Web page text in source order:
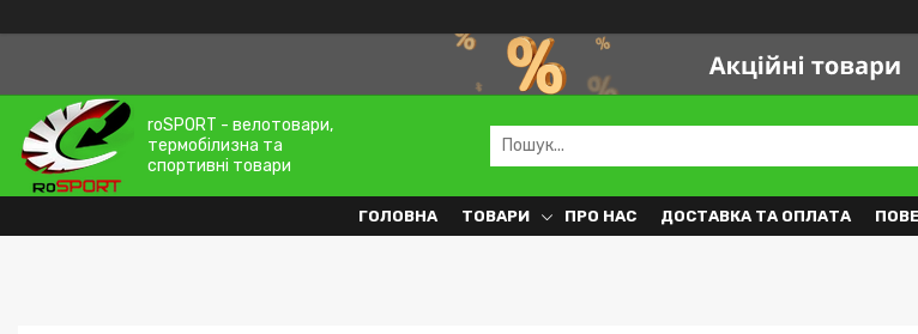
roSPORT - велотовари,
термобілизна та
спортивні товари
ГОЛОВНА ТОВАРИ ПРО НАС ДОСТАВКА ТА ОПЛАТА